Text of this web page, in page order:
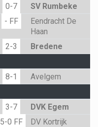
0-7 SV Rumbeke
- FF
Eendracht De
Haan
2-3
Bredene
8-1
Avelgem
3-7 DVK Egem
5-0 FF DV Kortrijk